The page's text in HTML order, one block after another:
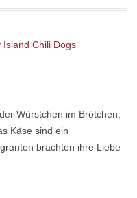
Würstchen im Brötchen,
Käse sind ein
brachten ihre Liebe